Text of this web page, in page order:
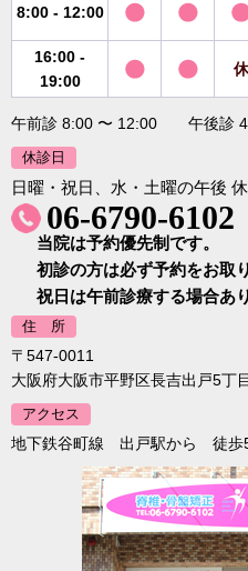
8:00 - 12:00
16:00 -
19:00
休
午前診 8:00 〜 12:00 午後診
休診日
日曜・祝日、水・土曜の午後
06-6790-6102
当院は予約優先制です。
初診の方は必ず予約をお取
祝日は午前診療する場合あ
住 所
〒547-0011
大阪府大阪市平野区長吉出戸5丁
アクセス
地下鉄谷町線 出戸駅から 徒歩